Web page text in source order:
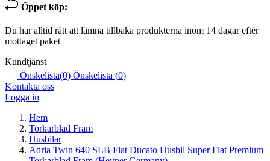
Öppet köp:
Du har alltid rätt att lämna tillbaka produkterna inom 14 dagar efter
mottaget paket
Kundtjänst
Önskelista(0) Önskelista (0)
Kontakta oss
Logga in
Hem
Torkarblad Fram
Husbilar
Adria Twin 640 SLB Fiat Ducato Husbil Super Flat Premium